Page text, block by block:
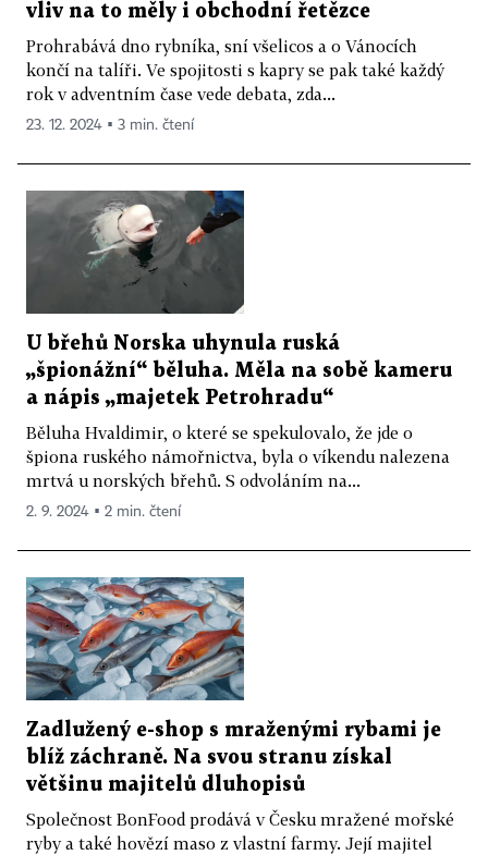
vliv na to měly i obchodní řetězce
Prohrabává dno rybníka, sní všelicos a o Vánocích
končí na talíři. Ve spojitosti s kapry se pak také každý
rok v adventním čase vede debata, zda...
23. 12. 2024 ▪ 3 min. čtení
U břehů Norska uhynula ruská
„špionážní“ běluha. Měla na sobě kameru
a nápis „majetek Petrohradu“
Běluha Hvaldimir, o které se spekulovalo, že jde o
špiona ruského námořnictva, byla o víkendu nalezena
mrtvá u norských břehů. S odvoláním na...
2. 9. 2024 ▪ 2 min. čtení
Zadlužený e-shop s mraženými rybami je
blíž záchraně. Na svou stranu získal
většinu majitelů dluhopisů
Společnost BonFood prodává v Česku mražené mořské
ryby a také hovězí maso z vlastní farmy. Její majitel